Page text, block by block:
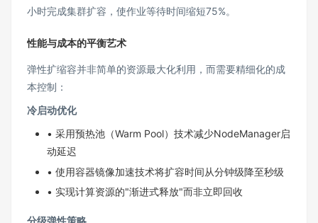
小时完成集群扩容，使作业等待时间缩短75%。
性能与成本的平衡艺术
弹性扩缩容并非简单的资源最大化利用，而需要精细化的成
本控制：
冷启动优化
• 采用预热池（Warm Pool）技术减少NodeManager启
动延迟
• 使用容器镜像加速技术将扩容时间从分钟级降至秒级
• 实现计算资源的"渐进式释放"而非立即回收
分级弹性策略